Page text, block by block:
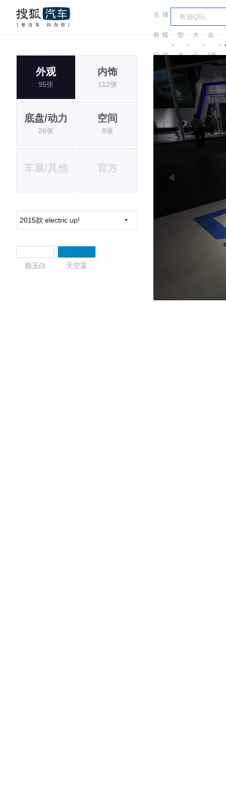
当
前
位
置:
搜
狐
汽
车
＞
车
型
大
全
＞
大
众
＞
众
(进
＞
外观
95张
内饰
112张
底盘/动力
26张
空间
8张
车展/其他 官方
2015款 electric up!
脂玉白 天空蓝